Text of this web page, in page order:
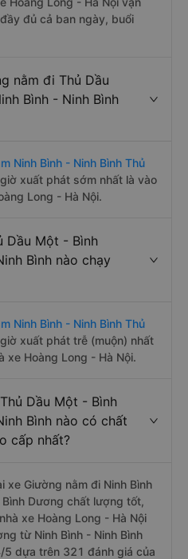
đủ cả ban ngày, buổi
nằm đi Thủ Dầu
Bình - Ninh Bình
Ninh Bình - Ninh Bình Thủ
xuất phát sớm nhất là vào
Long - Hà Nội.
Dầu Một - Bình
Bình nào chạy
Ninh Bình - Ninh Bình Thủ
xuất phát trễ (muộn) nhất
xe Hoàng Long - Hà Nội.
Dầu Một - Bình
Bình nào có chất
cấp nhất?
xe Giường nằm đi Ninh Bình
Dương chất lượng tốt,
xe Hoàng Long - Hà Nội
từ Ninh Bình - Ninh Bình
dựa trên 321 đánh giá của